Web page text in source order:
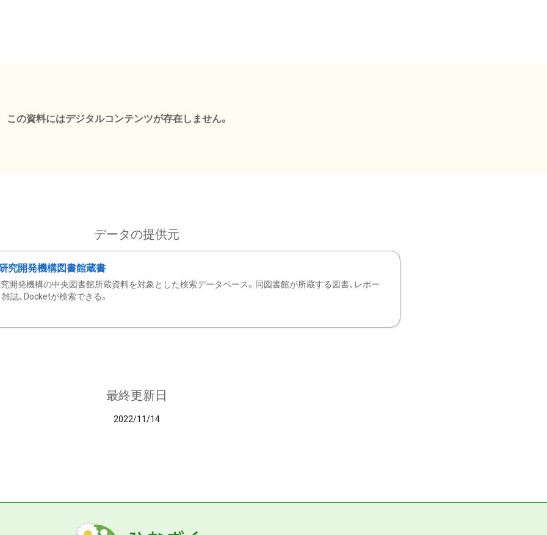
この資料にはデジタルコンテンツが存在しません。
データの提供元
究開発機構図書館蔵書
開発機構の中央図書館所蔵資料を対象とした検索データベース。同図書館が所蔵する図書、レポー
雑誌、Docketが検索できる。
最終更新日
2022/11/14